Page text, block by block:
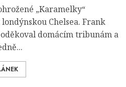
„Karamelky“
Chelsea. Frank
domácím tribunám a